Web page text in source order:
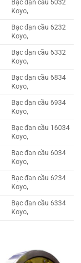
Bạc đạn cầu 6032
Koyo,
Bạc đạn cầu 6232
Koyo,
Bạc đạn cầu 6332
Koyo,
Bạc đạn cầu 6834
Koyo,
Bạc đạn cầu 6934
Koyo,
Bạc đạn cầu 16034
Koyo,
Bạc đạn cầu 6034
Koyo,
Bạc đạn cầu 6234
Koyo,
Bạc đạn cầu 6334
Koyo,